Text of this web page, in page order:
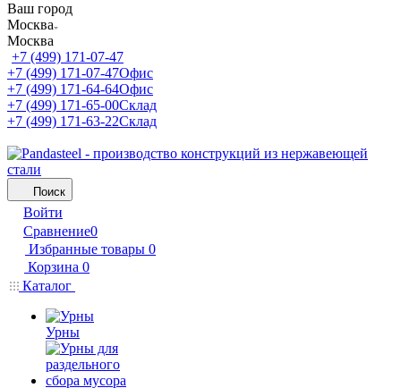
Ваш город
Москва
Москва
+7 (499) 171-07-47
+7 (499) 171-07-47Офис
+7 (499) 171-64-64Офис
+7 (499) 171-65-00Склад
+7 (499) 171-63-22Склад
Поиск
Войти
Сравнение0
Избранные товары 0
Корзина 0
Каталог
Урны